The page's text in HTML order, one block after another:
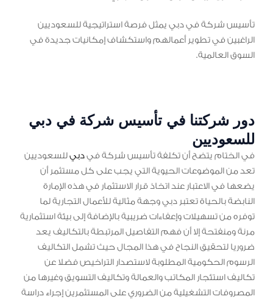
تأسيس شركة في دبي يمثل فرصة استراتيجية للسعوديين
الراغبين في تطوير أعمالهم واستكشاف إمكانيات جديدة في
السوق العالمية.
دور شركتنا في تأسيس شركة في دبي
للسعوديين
في الختام يتضح أن تكلفة تأسيس شركة فيدبيللسعوديين
تعد من الموضوعات الحيوية التي يجب على كل مستثمر أن
يضعها في الاعتبار عند اتخاذ قرار الاستثمار في هذه الإمارة
النابضة بالحياة تعتبر دبي وجهة مثالية للأعمال التجارية لما
توفره من تسهيلات وإعفاءات ضريبية بالإضافة إلى بيئة استثمارية
مرنة ومنفتحة إلا أن فهم التفاصيل المرتبطة بالتكاليف يعد
ضروريا لتحقيق النجاح في هذا المجال حيث تشمل التكاليف
الرسوم الحكومية المطلوبة لاستصدار التراخيص فضلا عن
تكاليف استئجار المكاتب والعمالة وتكاليف التسويق وغيرها من
المصروفات التشغيلية من الضروري على المستثمرين إجراء دراسة